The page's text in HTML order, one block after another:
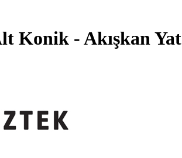
Konik - Akışkan